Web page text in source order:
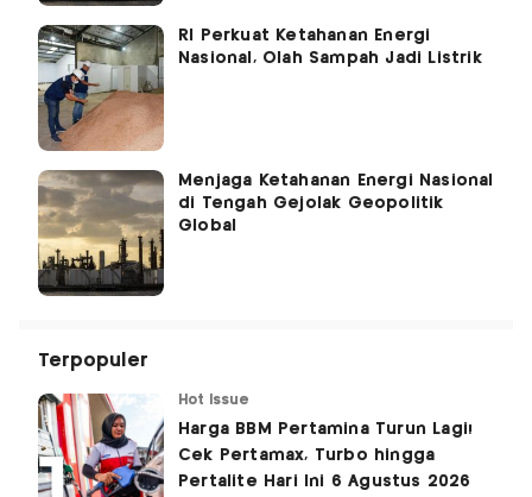
RI Perkuat Ketahanan Energi
Nasional, Olah Sampah Jadi Listrik
Menjaga Ketahanan Energi Nasional
di Tengah Gejolak Geopolitik
Global
Terpopuler
Hot Issue
Harga BBM Pertamina Turun Lagi!
Cek Pertamax, Turbo hingga
Pertalite Hari Ini 6 Agustus 2026